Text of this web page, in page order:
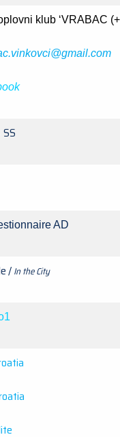
klub ‘VRABAC
AD
/In the City